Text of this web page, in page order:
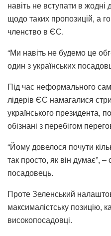
навіть не вступати в жодні
щодо таких пропозицій, а
членство в ЄС.
“Ми навіть не будемо це
один з українських
Під час неформального
лідерів ЄС намагалися
українського президента,
обізнані з перебігом
“Йому довелося почути
так просто, як він думає”,
посадовець.
Проте Зеленський
максималістську позицію,
високопосадовці.